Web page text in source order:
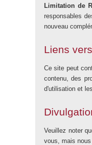
Limitation de
responsables
nouveau
Liens
Ce site peut
contenu, des
d'utilisation et
Veuillez noter
vous, mais